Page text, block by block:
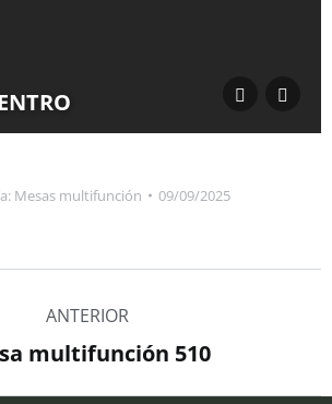
Mesas multifunción 09/09/2025
ANTERIOR
Álbum
multifunción 510